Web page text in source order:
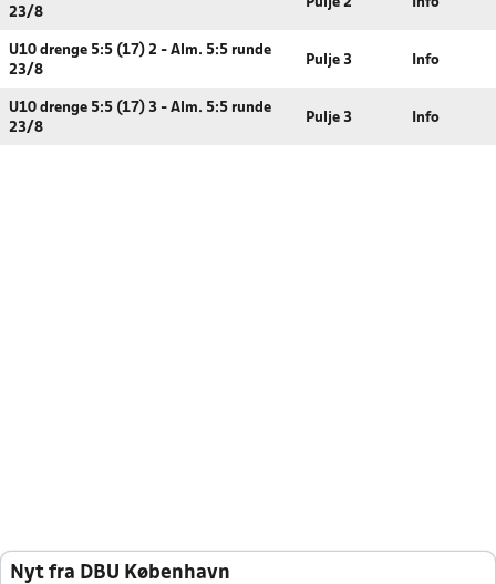
23/8
U10 drenge 5:5 (17) 2 - Alm. 5:5 runde
23/8
Pulje 3 Info
U10 drenge 5:5 (17) 3 - Alm. 5:5 runde
23/8
Pulje 3 Info
Nyt fra DBU København